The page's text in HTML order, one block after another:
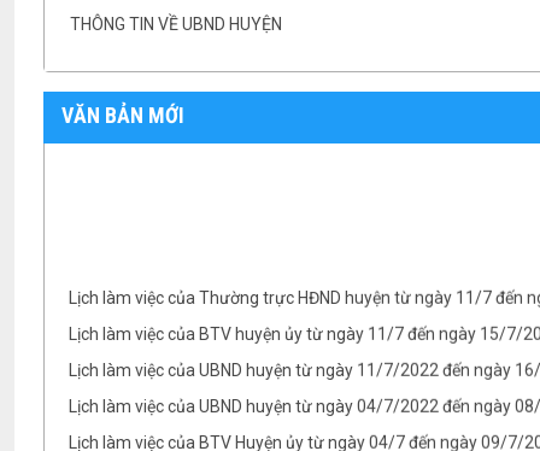
THÔNG TIN VỀ UBND HUYỆN
VĂN BẢN MỚI
Lịch làm việc của BTV huyện ủy từ ngày 11/7 đến ngày 15/7/
Lịch làm việc của UBND huyện từ ngày 11/7/2022 đến ngày
Lịch làm việc của UBND huyện từ ngày 04/7/2022 đến ngày
Lịch làm việc của BTV Huyện ủy từ ngày 04/7 đến ngày 09/7/